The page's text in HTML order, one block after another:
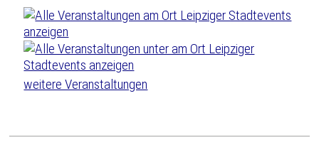
weitere Veranstaltungen